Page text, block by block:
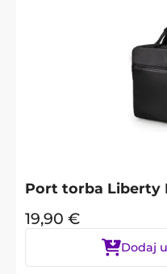
Port torba Liberty
19,90 €
Dodaj